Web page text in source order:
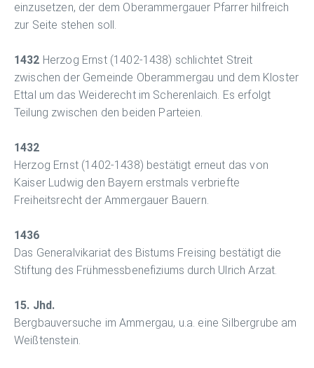
einzusetzen, der dem Oberammergauer Pfarrer hilfreich
zur Seite stehen soll.
1432 Herzog Ernst (1402-1438) schlichtet Streit
zwischen der Gemeinde Oberammergau und dem Kloster
Ettal um das Weiderecht im Scherenlaich. Es erfolgt
Teilung zwischen den beiden Parteien.
1432
Herzog Ernst (1402-1438) bestätigt erneut das von
Kaiser Ludwig den Bayern erstmals verbriefte
Freiheitsrecht der Ammergauer Bauern.
1436
Das Generalvikariat des Bistums Freising bestätigt die
Stiftung des Frühmessbenefiziums durch Ulrich Arzat.
15. Jhd.
Bergbauversuche im Ammergau, u.a. eine Silbergrube am
Weißtenstein.